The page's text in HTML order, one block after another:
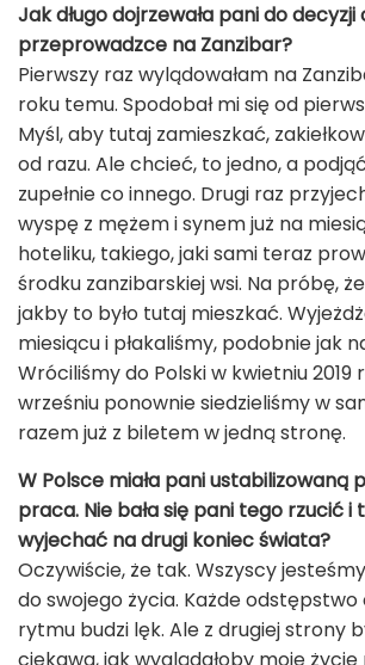
Jak długo dojrzewała pani do decyzji
przeprowadzce na Zanzibar?
Pierwszy raz wylądowałam na
roku temu. Spodobał mi się od
Myśl, aby tutaj zamieszkać,
od razu. Ale chcieć, to jedno, a
zupełnie co innego. Drugi raz
wyspę z mężem i synem już na
hoteliku, takiego, jaki sami teraz
środku zanzibarskiej wsi. Na próbę,
jakby to było tutaj mieszkać.
miesiącu i płakaliśmy, podobnie jak
Wróciliśmy do Polski w kwietniu 2019
wrześniu ponownie siedzieliśmy w
razem już z biletem w jedną stronę.
W Polsce miała pani ustabilizowaną
praca. Nie bała się pani tego rzucić
wyjechać na drugi koniec świata?
Oczywiście, że tak. Wszyscy
do swojego życia. Każde
rytmu budzi lęk. Ale z drugiej strony